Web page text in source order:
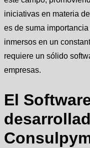
iniciativas en materia
es de suma
inmersos en un
requiere un sólido
empresas.
El